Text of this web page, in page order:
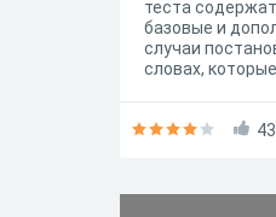
теста
базовые и
случаи
словах,
участников,
образом,
43